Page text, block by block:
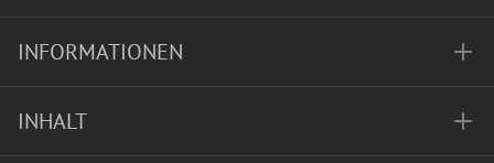
INFORMATIONEN
INHALT